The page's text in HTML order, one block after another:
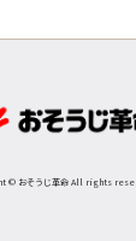
好きで、友達をよ
をして、信じられ
寧な作業をすれば
© おそうじ革命 All rights